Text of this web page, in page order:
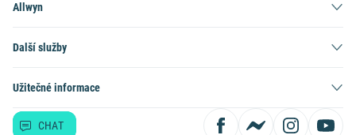
Allwyn
Další služby
Užitečné informace
CHAT